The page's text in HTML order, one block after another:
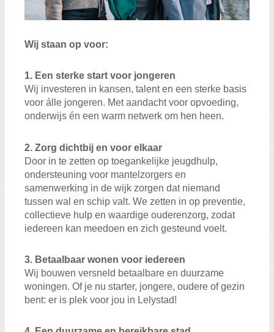
Wij staan op voor:
1. Een sterke start voor jongeren
Wij investeren in kansen, talent en een sterke basis
voor álle jongeren. Met aandacht voor opvoeding,
onderwijs én een warm netwerk om hen heen.
2. Zorg dichtbij en voor elkaar
Door in te zetten op toegankelijke jeugdhulp,
ondersteuning voor mantelzorgers en
samenwerking in de wijk zorgen dat niemand
tussen wal en schip valt. We zetten in op preventie,
collectieve hulp en waardige ouderenzorg, zodat
iedereen kan meedoen en zich gesteund voelt.
3. Betaalbaar wonen voor iedereen
Wij bouwen versneld betaalbare en duurzame
woningen. Of je nu starter, jongere, oudere of gezin
bent: er is plek voor jou in Lelystad!